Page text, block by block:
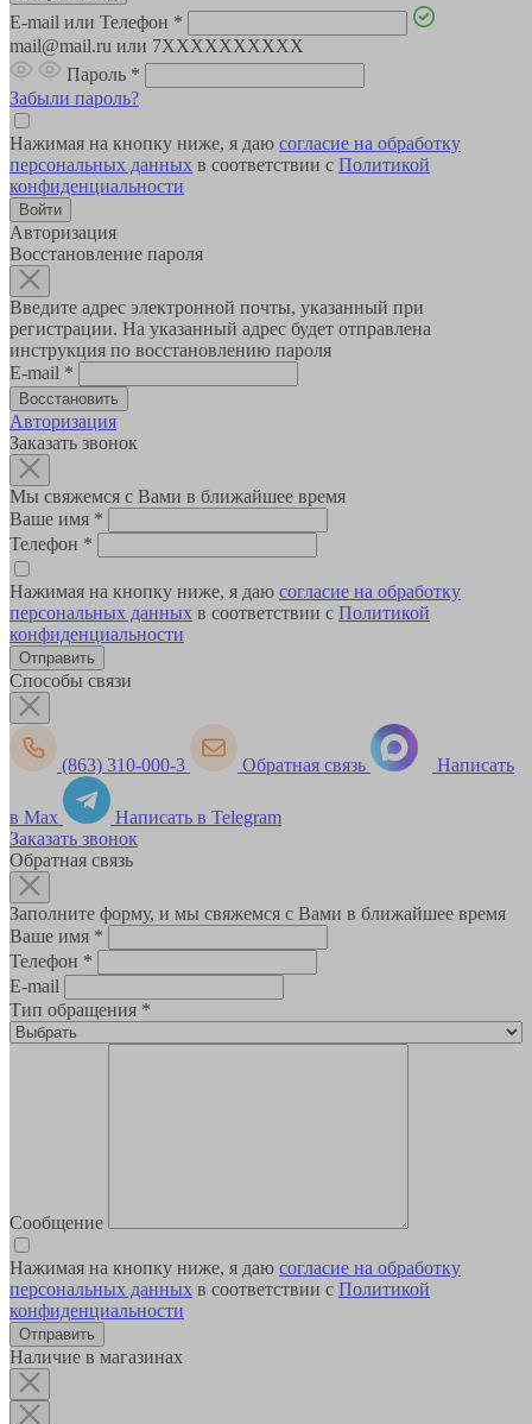
E-mail или Телефон *
mail@mail.ru или 7XXXXXXXXXX
Пароль *
Забыли пароль?
Нажимая на кнопку ниже, я даю согласие на обработку
персональных данных в соответствии с Политикой
конфиденциальности
Авторизация
Восстановление пароля
Введите адрес электронной почты, указанный при
регистрации. На указанный адрес будет отправлена
инструкция по восстановлению пароля
E-mail *
Авторизация
Заказать звонок
Мы свяжемся с Вами в ближайшее время
Ваше имя *
Телефон *
Нажимая на кнопку ниже, я даю согласие на обработку
персональных данных в соответствии с Политикой
конфиденциальности
Способы связи
(863) 310-000-3 Обратная связь Написать
в Max
Написать в Telegram
Заказать звонок
Обратная связь
Заполните форму, и мы свяжемся с Вами в ближайшее время
Ваше имя *
Телефон *
E-mail
Тип обращения *
Сообщение
Нажимая на кнопку ниже, я даю согласие на обработку
персональных данных в соответствии с Политикой
конфиденциальности
Наличие в магазинах